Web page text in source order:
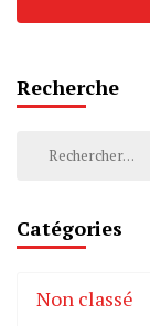
Recherche
Rechercher :
Catégories
Non classé